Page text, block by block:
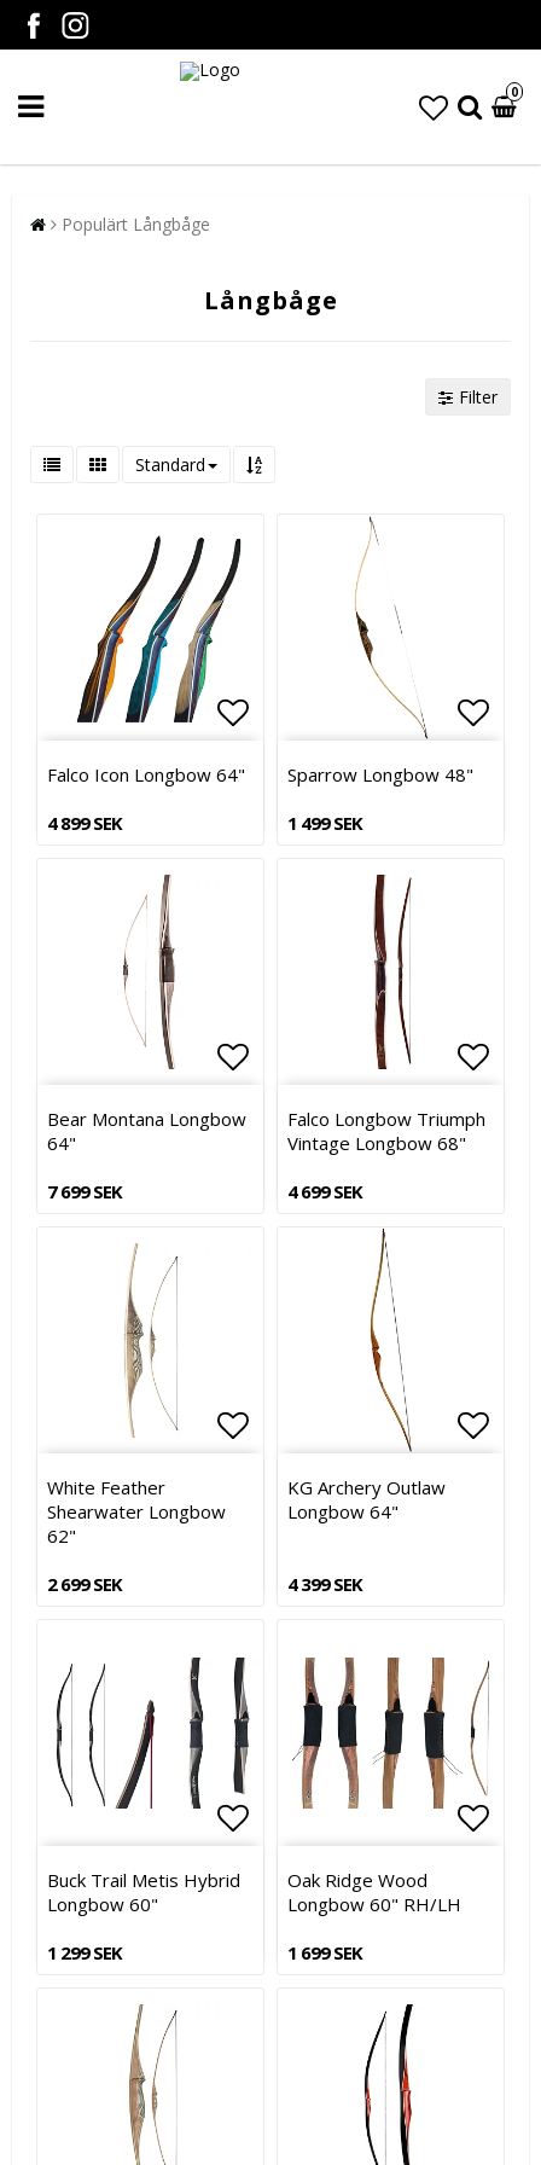
0
Populärt Långbåge
Långbåge
Filter
Standard
Lägg till i favoritlistan
Lägg till i favoritlistan
Falco Icon Longbow 64"
4 899 SEK
Lägg
Lägg
Sparrow Longbow 48"
1 499 SEK
Lägg till i favoritlistan
Lägg till i favoritlistan
Bear Montana Longbow
64"
7 699 SEK
Falco Longbow Triumph
Vintage Longbow 68"
4 699 SEK
Lägg till i favoritlistan
Lägg till i favoritlistan
White Feather
Shearwater Longbow
62"
2 699 SEK
KG Archery Outlaw
Longbow 64"
4 399 SEK
Lägg till i favoritlistan
Buck Trail Metis Hybrid
Longbow 60"
1 299 SEK
Oak Ridge Wood
Longbow 60" RH/LH
1 699 SEK